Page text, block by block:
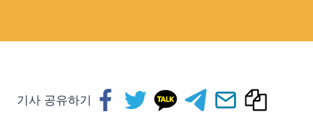
기사 공유하기